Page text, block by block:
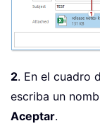
2. En el cuadro
escriba un
Aceptar.